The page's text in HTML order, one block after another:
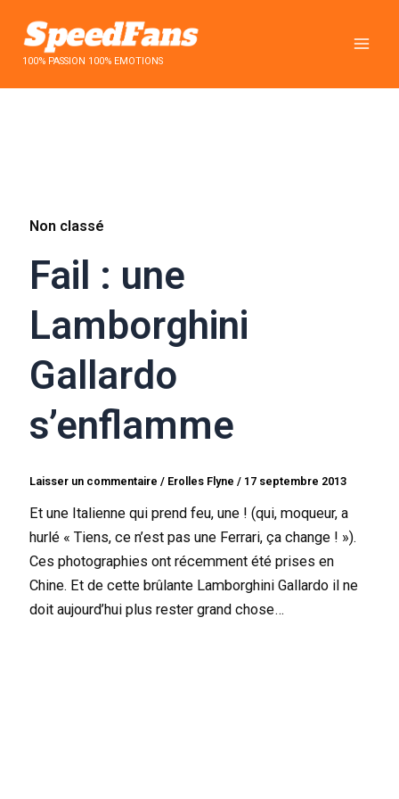
contenu100% PASSION 100% EMOTIONS
Non classé
Fail : une
Lamborghini
Gallardo
s’enflamme
Laisser un commentaire / Erolles Flyne/ 17 septembre 2013
Et une Italienne qui prend feu, une ! (qui, moqueur, a
hurlé « Tiens, ce n’est pas une Ferrari, ça change ! »).
Ces photographies ont récemment été prises en
Chine. Et de cette brûlante Lamborghini Gallardo il ne
doit aujourd’hui plus rester grand chose…